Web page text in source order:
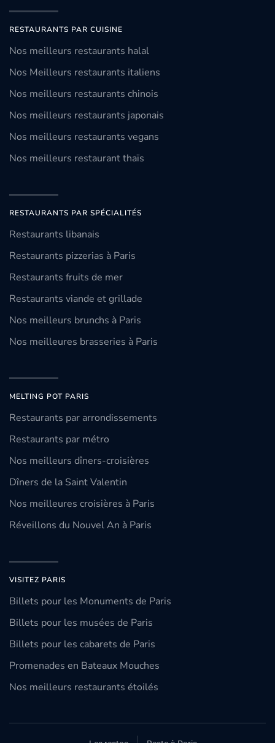
RESTAURANTS PAR CUISINE
Nos meilleurs restaurants halal
Nos Meilleurs restaurants italiens
Nos meilleurs restaurants chinois
Nos meilleurs restaurants japonais
Nos meilleurs restaurants vegans
Nos meilleurs restaurant thaïs
RESTAURANTS PAR SPÉCIALITÉS
Restaurants libanais
Restaurants pizzerias à Paris
Restaurants fruits de mer
Restaurants viande et grillade
Nos meilleurs brunchs à Paris
Nos meilleures brasseries à Paris
MELTING POT PARIS
Restaurants par arrondissements
Restaurants par métro
Nos meilleurs dîners-croisières
Dîners de la Saint Valentin
Nos meilleures croisières à Paris
Réveillons du Nouvel An à Paris
VISITEZ PARIS
Billets pour les Monuments de Paris
Billets pour les musées de Paris
Billets pour les cabarets de Paris
Promenades en Bateaux Mouches
Nos meilleurs restaurants étoilés